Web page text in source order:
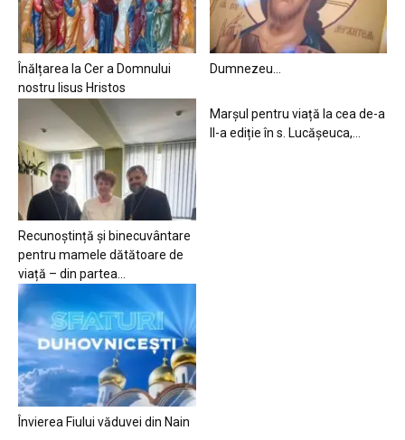
Înălțarea la Cer a Domnului
nostru Iisus Hristos
Dumnezeu…
Recunoștință și binecuvântare
pentru mamele dătătoare de
viață – din partea...
Marșul pentru viață la cea de-a
II-a ediție în s. Lucășeuca,...
Învierea Fiului văduvei din Nain